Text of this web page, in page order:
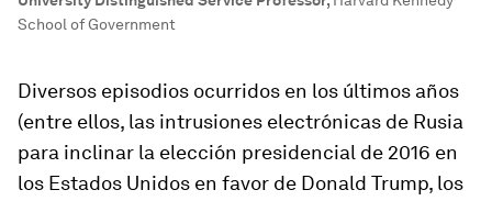
School of Government
Diversos episodios ocurridos en los últimos años
(entre ellos, las intrusiones electrónicas de Rusia
para inclinar la elección presidencial de 2016 en
los Estados Unidos en favor de Donald Trump, los